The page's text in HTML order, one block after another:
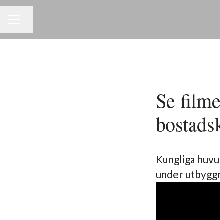
Se
Kungliga
under